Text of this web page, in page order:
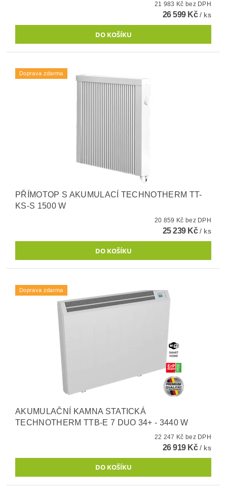
21 983 Kč bez DPH
26 599 Kč/ ks
Doprava zdarma
PŘÍMOTOP S AKUMULACÍ TECHNOTHERM TT-
KS-S 1500 W
20 859 Kč bez DPH
25 239 Kč/ ks
Doprava zdarma
AKUMULAČNÍ KAMNA STATICKÁ
TECHNOTHERM TTB-E 7 DUO 34+ - 3440 W
22 247 Kč bez DPH
26 919 Kč/ ks